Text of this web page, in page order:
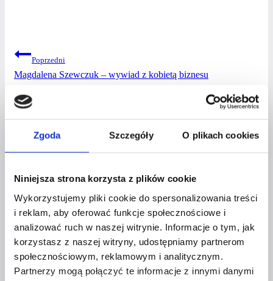
Zgoda Szczegóły O plikach cookies
Niniejsza strona korzysta z plików cookie
Wykorzystujemy pliki cookie do spersonalizowania treści
i reklam, aby oferować funkcje społecznościowe i
analizować ruch w naszej witrynie. Informacje o tym, jak
korzystasz z naszej witryny, udostępniamy partnerom
społecznościowym, reklamowym i analitycznym.
Partnerzy mogą połączyć te informacje z innymi danymi
NAWIGACJA
WPISU
Poprzedni
Magdalena Szewczuk – wywiad z kobietą biznesu
Następny
Monika Sokołowska – wywiad z kobietą biznesu
PODOBNE WPISY
KOBIETY I ICH BIZNESY
WIOLETTA BOLACH –